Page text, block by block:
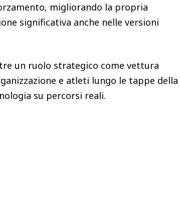
migliorando la propria
significativa anche nelle versioni
un ruolo strategico come vettura
e atleti lungo le tappe della
su percorsi reali.